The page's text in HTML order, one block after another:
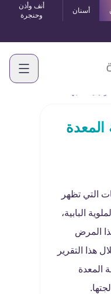
أسنان
أنف وأذن
وحنجرة
التي تظهر
البابية،
المرض
هذا التقرير
المعدة